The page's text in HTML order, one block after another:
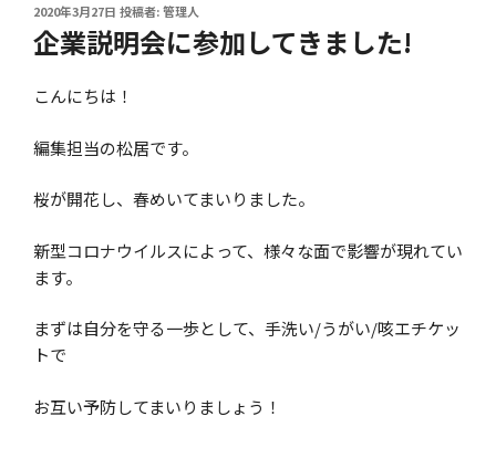
投
稿
日:
2020年3月27日 投稿者:管理人
企業説明会に参加してきました!
こんにちは！
編集担当の松居です。
桜が開花し、春めいてまいりました。
新型コロナウイルスによって、様々な面で影響が現れてい
ます。
まずは自分を守る一歩として、手洗い/うがい/咳エチケッ
トで
お互い予防してまいりましょう！